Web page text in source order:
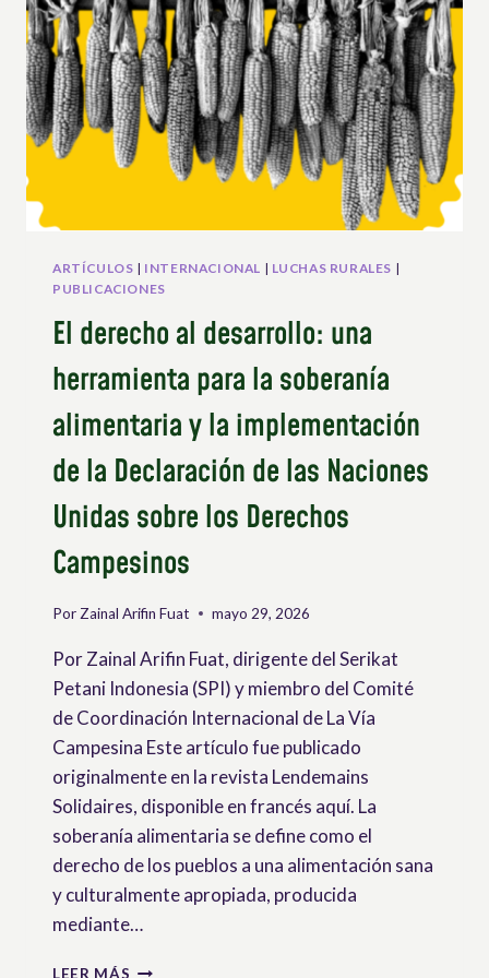
TRAVÉS
DE
LA
UNDROP:
HALLAZGOS
CLAVE
ARTÍCULOS | INTERNACIONAL | LUCHAS RURALES |
PUBLICACIONES
El derecho al desarrollo: una
herramienta para la soberanía
alimentaria y la implementación
de la Declaración de las Naciones
Unidas sobre los Derechos
Campesinos
Por Zainal Arifin Fuat mayo 29, 2026
Por Zainal Arifin Fuat, dirigente del Serikat
Petani Indonesia (SPI) y miembro del Comité
de Coordinación Internacional de La Vía
Campesina Este artículo fue publicado
originalmente en la revista Lendemains
Solidaires, disponible en francés aquí. La
soberanía alimentaria se define como el
derecho de los pueblos a una alimentación sana
y culturalmente apropiada, producida
mediante…
LEER MÁS